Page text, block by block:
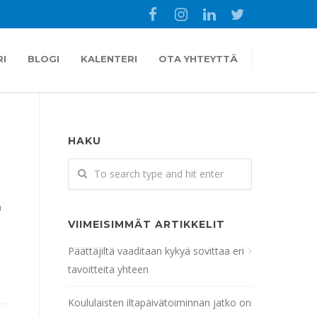
BLOGI KALENTERI OTA YHTEYTTÄ
HAKU
VIIMEISIMMÄT ARTIKKELIT
Päättäjiltä vaaditaan kykyä sovittaa eri
tavoitteita yhteen
Koululaisten iltapäivätoiminnan jatko on